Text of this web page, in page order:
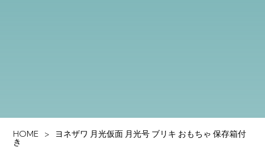
HOME ヨネザワ 月光仮面 月光号 ブリキ おもちゃ 保存箱付
き